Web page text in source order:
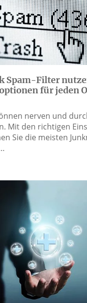
Spam-Filter
für jeden
nerven und
Mit den richtigen
Sie die meisten